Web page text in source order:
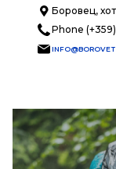
Боровец,
Phone